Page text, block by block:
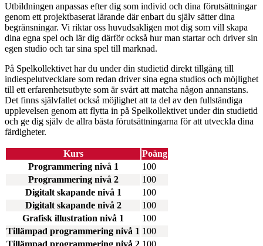
Utbildningen anpassas efter dig som individ och dina förutsättningar
genom ett projektbaserat lärande där enbart du själv sätter dina
begränsningar. Vi riktar oss huvudsakligen mot dig som vill skapa
dina egna spel och lär dig därför också hur man startar och driver sin
egen studio och tar sina spel till marknad.
På Spelkollektivet har du under din studietid direkt tillgång till
indiespelutvecklare som redan driver sina egna studios och möjlighet
till ett erfarenhetsutbyte som är svårt att matcha någon annanstans.
Det finns självfallet också möjlighet att ta del av den fullständiga
upplevelsen genom att flytta in på Spelkollektivet under din studietid
och ge dig själv de allra bästa förutsättningarna för att utveckla dina
färdigheter.
Kurs
Poäng
Programmering nivå 1
100
Programmering nivå 2
100
Digitalt skapande nivå 1
100
Digitalt skapande nivå 2
100
Grafisk illustration nivå 1
100
Tillämpad programmering nivå 1 100
Tillämpad programmering nivå 2 100